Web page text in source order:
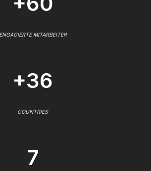
ENGAGIERTE MITARBEITER
+36
COUNTRIES
7